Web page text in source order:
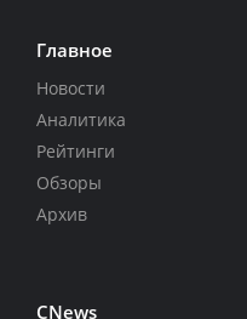
Главное
Новости
Аналитика
Рейтинги
Обзоры
Архив
CNews